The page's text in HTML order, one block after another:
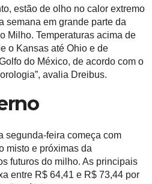
estão de olho no calor extremo
semana em grande parte da
Milho. Temperaturas acima de
o Kansas até Ohio e de
do México, de acordo com o
avalia Dreibus.
segunda-feira começa com
misto e próximas da
futuros do milho. As principais
entre R$ 64,41 e R$ 73,44 por